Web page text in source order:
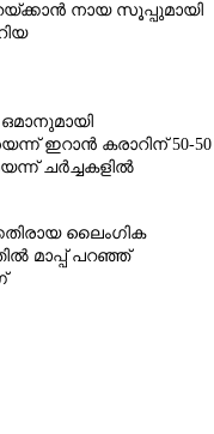
നായ സൂപ്പുമായി
ഇറാൻ കരാറിന് 50-50
ചർച്ചകളിൽ
ലൈംഗിക
മാപ്പ് പറഞ്ഞ്